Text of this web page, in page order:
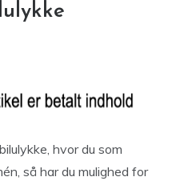
hvor du som
så har du mulighed for